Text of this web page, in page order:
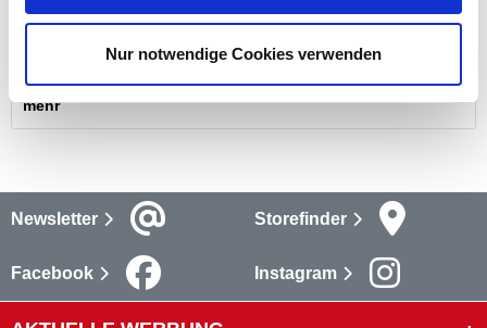
Nur notwendige Cookies verwenden
Bewertungen lesen
mehr
Newsletter Storefinder
Facebook Instagram